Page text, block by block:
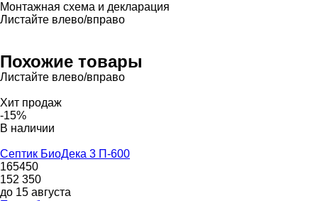
Монтажная схема и декларация
Листайте влево/вправо
Похожие товары
Листайте влево/вправо
Хит продаж
-15%
В наличии
Септик БиоДека 3 П-600
165450
152 350
до 15 августа